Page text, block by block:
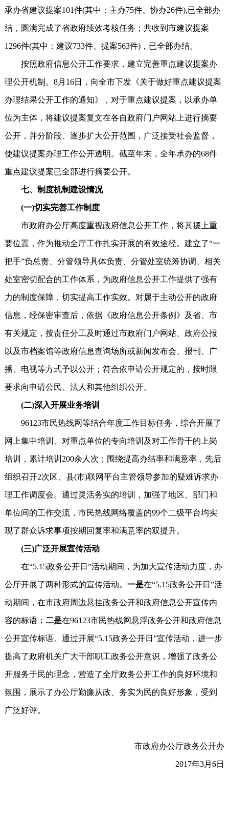
承办省建议提案101件(其中：主办75件、协办26件),已全部办
结，圆满完成了省政府绩效考核任务；共收到市建议提案
1296件(其中：建议733件、提案563件)，已全部办结。
按照政府信息公开工作要求，建立完善重点建议提案办
理公开机制。8月16日，向全市下发《关于做好重点建议提案
办理结果公开工作的通知》，对于重点建议提案，以承办单
位为主体，将建议提案复文在各自政府门户网站上进行摘要
公开，并分阶段、逐步扩大公开范围，广泛接受社会监督，
使建议提案办理工作公开透明。截至年末，全年承办的68件
重点建议提案已全部进行摘要公开。
七、制度机制建设情况
(一)切实完善工作制度
市政府办公厅高度重视政府信息公开工作，将其摆上重
要位置，作为推动全厅工作扎实开展的有效途径。建立了“一
把手”负总责、分管领导具体负责、分管处室统筹协调、相关
处室密切配合的工作体系，为政府信息公开工作提供了强有
力的制度保障，切实提高工作实效。对属于主动公开的政府
信息，经保密审查后，依据《政府信息公开条例》及省、市
有关规定，按责任分工及时通过市政府门户网站、政府公报
以及市档案馆等政府信息查询场所或新闻发布会、报刊、广
播、电视等方式予以公开；符合依申请公开规定的，按时限
要求向申请公民、法人和其他组织公开。
(二)深入开展业务培训
96123市民热线网等结合年度工作目标任务，综合开展了
网上集中培训、对重点单位的专向培训及对工作骨干的上岗
培训，累计培训200余人次；围绕提高办结率和满意率，先后
组织召开2次区、县(市)联网平台主管领导参加的疑难诉求办
理工作调度会。通过灵活务实的培训，加强了地区、部门和
单位间的工作交流，市民热线网络覆盖的99个二级平台均实
现了群众诉求事项按期回复率和满意率的双提升。
(三)广泛开展宣传活动
在“5.15政务公开日”活动期间，为加大宣传活动力度，办
公厅开展了两种形式的宣传活动。 一是在“5.15政务公开日”活
动期间，在市政府周边悬挂政务公开和政府信息公开宣传内
容的标语； 二是在96123市民热线网悬浮政务公开和政府信息
公开宣传标语。通过开展“5.15政务公开日”宣传活动，进一步
提高了政府机关广大干部职工政务公开意识，增强了政务公
开服务于民的理念，营造了全厅政务公开工作的良好环境和
氛围，展示了办公厅勤廉从政、务实为民的良好形象，受到
广泛好评。
市政府办公厅政务公开办
2017年3月6日